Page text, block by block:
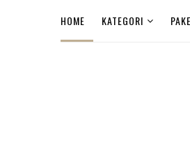
HOME KATEGORI